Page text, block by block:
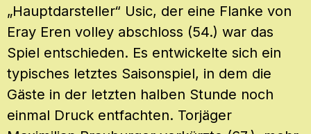
„Hauptdarsteller“ Usic, der eine Flanke von
Eray Eren volley abschloss (54.) war das
Spiel entschieden. Es entwickelte sich ein
typisches letztes Saisonspiel, in dem die
Gäste in der letzten halben Stunde noch
einmal Druck entfachten. Torjäger